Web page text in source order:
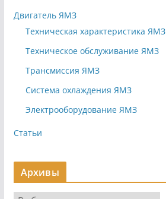
Двигатель ЯМЗ
Техническая характеристика ЯМЗ
Техническое обслуживание ЯМЗ
Трансмиссия ЯМЗ
Система охлаждения ЯМЗ
Электрооборудование ЯМЗ
Статьи
Архивы